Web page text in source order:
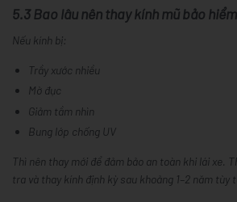
5.3 Bao lâu nên thay kính mũ bảo
Nếu kính bị:
Trầy xước nhiều
Mờ đục
Giảm tầm nhìn
Bung lớp chống UV
Thì nên thay mới để đảm bảo an toàn khi lái xe.
tra và thay kính định kỳ sau khoảng 1–2 năm tùy